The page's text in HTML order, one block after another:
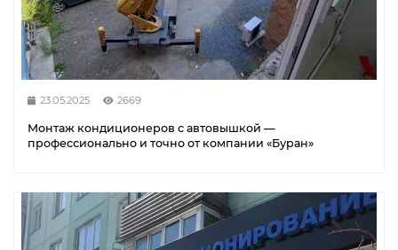
23.05.2025 2669
Монтаж кондиционеров с автовышкой —
профессионально и точно от компании «Буран»